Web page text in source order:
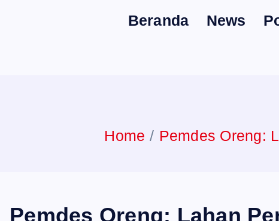
Beranda News
Home Pemdes Oreng:
Pemdes Oreng: Lahan